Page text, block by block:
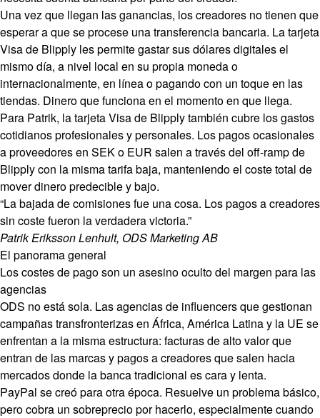
Una vez que llegan las ganancias, los creadores no tienen que
esperar a que se procese una transferencia bancaria. La tarjeta
Visa de Blipply les permite gastar sus dólares digitales el
mismo día, a nivel local en su propia moneda o
internacionalmente, en línea o pagando con un toque en las
tiendas. Dinero que funciona en el momento en que llega.
Para Patrik, la tarjeta Visa de Blipply también cubre los gastos
cotidianos profesionales y personales. Los pagos ocasionales
a proveedores en SEK o EUR salen a través del off-ramp de
Blipply con la misma tarifa baja, manteniendo el coste total de
mover dinero predecible y bajo.
“La bajada de comisiones fue una cosa. Los pagos a creadores
sin coste fueron la verdadera victoria.”
Patrik Eriksson Lenhult, ODS Marketing AB
El panorama general
Los costes de pago son un asesino oculto del margen para las
agencias
ODS no está sola. Las agencias de influencers que gestionan
campañas transfronterizas en África, América Latina y la UE se
enfrentan a la misma estructura: facturas de alto valor que
entran de las marcas y pagos a creadores que salen hacia
mercados donde la banca tradicional es cara y lenta.
PayPal se creó para otra época. Resuelve un problema básico,
pero cobra un sobreprecio por hacerlo, especialmente cuando